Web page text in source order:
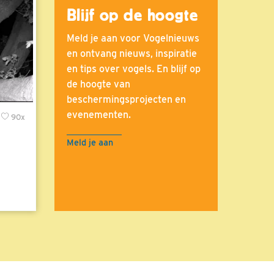
90x
Blijf op de hoogte
Meld je aan voor Vogelnieuws
en ontvang nieuws, inspiratie
en tips over vogels. En blijf op
de hoogte van
beschermingsprojecten en
evenementen.
Meld je aan